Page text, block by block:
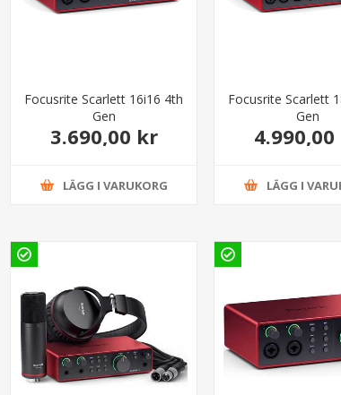
Focusrite Scarlett 16i16 4th
Gen
3.690,00 kr
LÄGG I VARUKORG
Focusrite Scarlett
Gen
LÄGG I